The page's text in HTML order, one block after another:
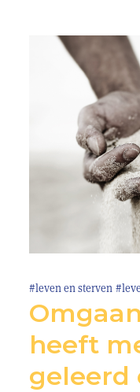
#leven en sterven
heeft
geleerd